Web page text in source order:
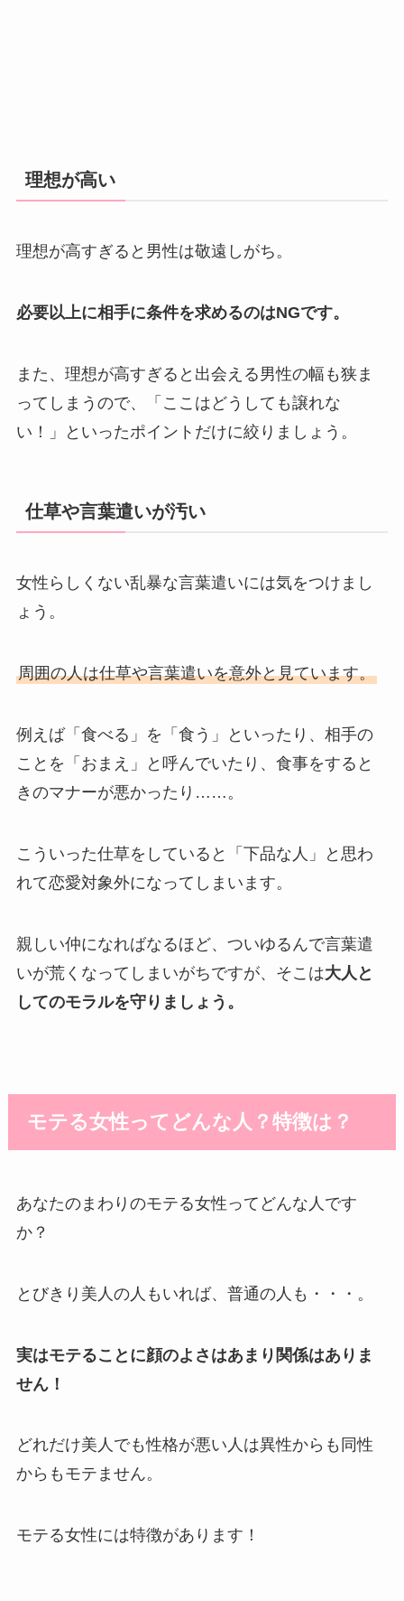
理想が高い
理想が高すぎると男性は敬遠しがち。
必要以上に相手に条件を求めるのはNGです。
また、理想が高すぎると出会える男性の幅も狭ま
ってしまうので、「ここはどうしても譲れな
い！」といったポイントだけに絞りましょう。
仕草や言葉遣いが汚い
女性らしくない乱暴な言葉遣いには気をつけまし
ょう。
周囲の人は仕草や言葉遣いを意外と見ています。
例えば「食べる」を「食う」といったり、相手の
ことを「おまえ」と呼んでいたり、食事をすると
きのマナーが悪かったり……。
こういった仕草をしていると「下品な人」と思わ
れて恋愛対象外になってしまいます。
親しい仲になればなるほど、ついゆるんで言葉遣
いが荒くなってしまいがちですが、そこは大人と
してのモラルを守りましょう。
モテる女性ってどんな人？特徴は？
あなたのまわりのモテる女性ってどんな人です
か？
とびきり美人の人もいれば、普通の人も・・・。
実はモテることに顔のよさはあまり関係はありま
せん！
どれだけ美人でも性格が悪い人は異性からも同性
からもモテません。
モテる女性には特徴があります！